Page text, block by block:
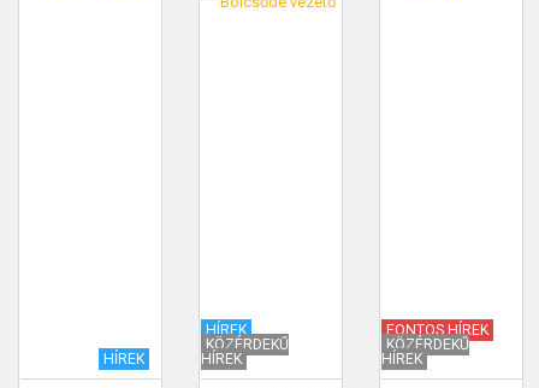
HÍREK
HÍREK
KÖZÉRDEKŰ
HÍREK
FONTOS HÍREK
KÖZÉRDEKŰ
HÍREK